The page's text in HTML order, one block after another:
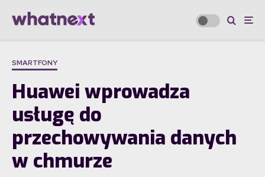
SMARTFONY
Huawei wprowadza
usługę do
przechowywania danych
w chmurze